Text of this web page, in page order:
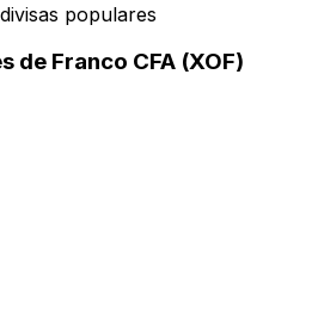
populares
de Franco CFA (XOF)